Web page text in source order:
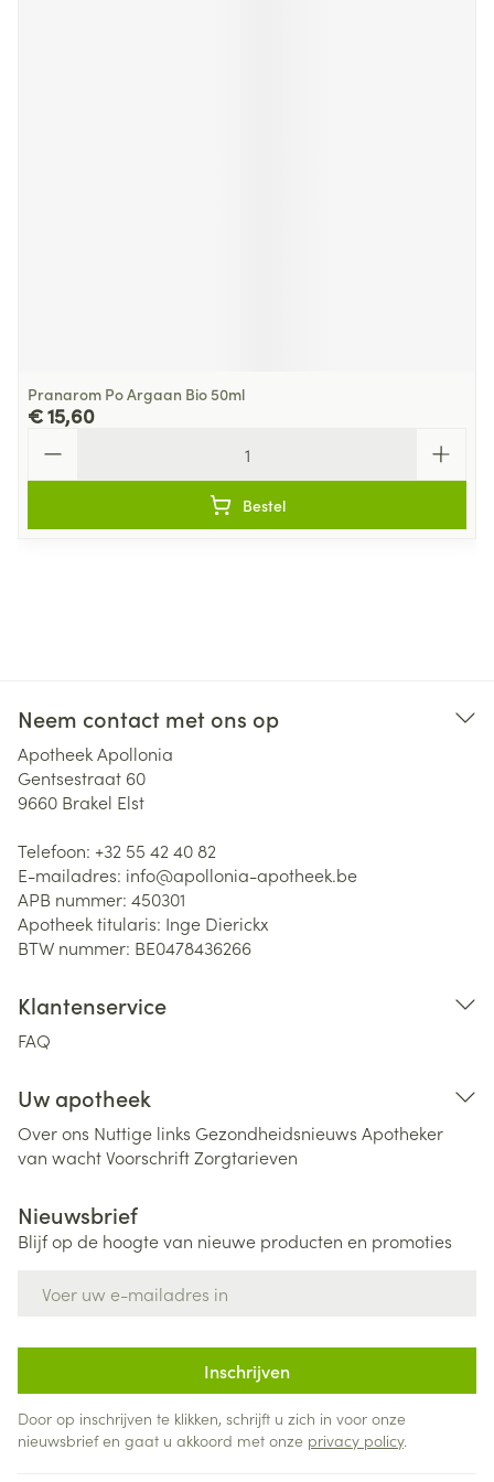
Pranarom Po Argaan Bio 50ml
€ 15,60
Bestel
Neem contact met ons op
Apotheek Apollonia
Gentsestraat 60
9660 Brakel Elst
Telefoon: +32 55 42 40 82
E-mailadres: info@apollonia-apotheek.be
APB nummer: 450301
Apotheek titularis: Inge Dierickx
BTW nummer: BE0478436266
Klantenservice
FAQ
Uw apotheek
Over ons Nuttige links Gezondheidsnieuws Apotheker
van wachtVoorschriftZorgtarieven
Nieuwsbrief
Blijf op de hoogte van nieuwe producten en promoties
Inschrijven
Door op inschrijven te klikken, schrijft u zich in voor onze
nieuwsbrief en gaat u akkoord met onze privacy policy.